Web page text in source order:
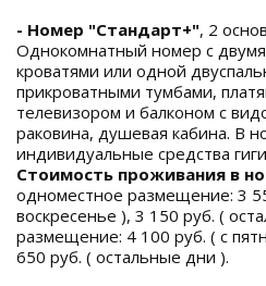
- Номер "Стандарт+", 2
Однокомнатный номер с
кроватями или одной
прикроватными тумбами,
телевизором и балконом с
раковина, душевая кабина. В
индивидуальные средства
Стоимость проживания в
одноместное размещение: 3
воскресенье ), 3 150 руб. (
размещение: 4 100 руб. ( с
650 руб. ( остальные дни ).